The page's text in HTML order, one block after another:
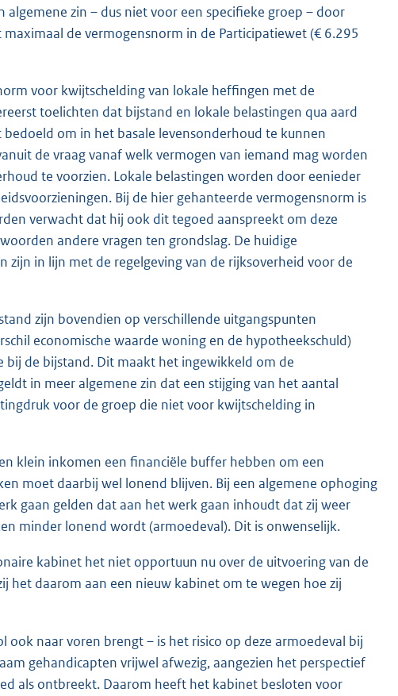
zin – dus niet voor een specifieke groep – door
de vermogensnorm in de Participatiewet (€ 6.295
voor kwijtschelding van lokale heffingen met de
toelichten dat bijstand en lokale belastingen qua aard
om in het basale levensonderhoud te kunnen
de vraag vanaf welk vermogen van iemand mag worden
te voorzien. Lokale belastingen worden door eenieder
Bij de hier gehanteerde vermogensnorm is
verwacht dat hij ook dit tegoed aanspreekt om deze
andere vragen ten grondslag. De huidige
in lijn met de regelgeving van de rijksoverheid voor de
zijn bovendien op verschillende uitgangspunten
economische waarde woning en de hypotheekschuld)
bij de bijstand. Dit maakt het ingewikkeld om de
in meer algemene zin dat een stijging van het aantal
voor de groep die niet voor kwijtschelding in
klein inkomen een financiële buffer hebben om een
moet daarbij wel lonend blijven. Bij een algemene ophoging
gaan gelden dat aan het werk gaan inhoudt dat zij weer
minder lonend wordt (armoedeval). Dit is onwenselijk.
kabinet het niet opportuun nu over de uitvoering van de
het daarom aan een nieuw kabinet om te wegen hoe zij
ook naar voren brengt – is het risico op deze armoedeval bij
gehandicapten vrijwel afwezig, aangezien het perspectief
als ontbreekt. Daarom heeft het kabinet besloten voor